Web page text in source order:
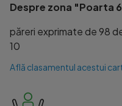
Despre zona "Poarta
păreri exprimate de 98
10
Află clasamentul acestui